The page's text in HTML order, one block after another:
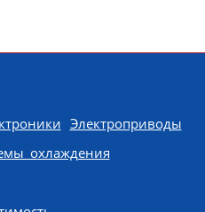
Электроприводы
охлаждения